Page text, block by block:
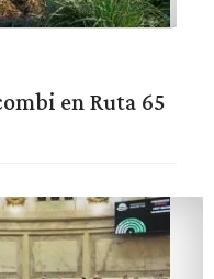
en Ruta 65